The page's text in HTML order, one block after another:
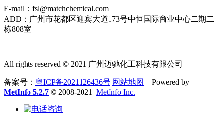
E-mail：fsl@matchchemical.com
ADD：广州市花都区迎宾大道173号中恒国际商业中心二期二
栋808室
All rights reserved © 2021 广州迈驰化工科技有限公司
备案号： 粤ICP备2021126436号 网站地图
Powered by
MetInfo 5.2.7 © 2008-2021 MetInfo Inc.